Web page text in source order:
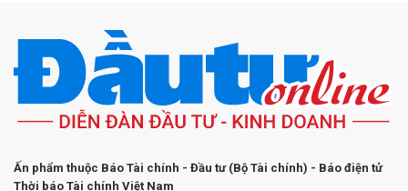
Ấn phẩm thuộc Báo Tài chính - Đầu tư (Bộ Tài chính) - Báo điện tử
Thời báo Tài chính Việt Nam